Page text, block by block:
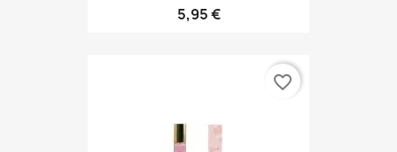
5,95 €
favorite_border